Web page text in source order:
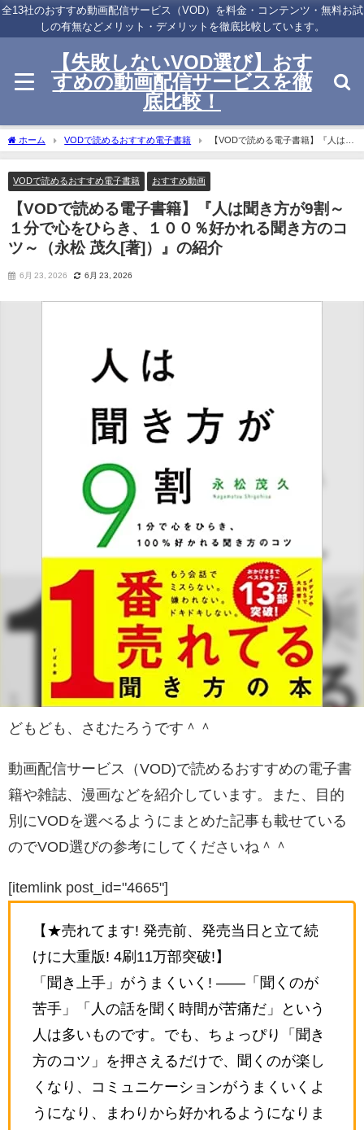
全13社のおすすめ動画配信サービス（VOD）を料金・コンテンツ・無料お試
しの有無などメリット・デメリットを徹底比較しています。
【失敗しないVOD選び】おす
すめの動画配信サービスを徹
底比較！
ホーム VODで読めるおすすめ電子書籍
【VODで読める電子書籍】『人は聞
き方が9割～１分で心をひらき、１００％好かれる聞き方のコツ～（永松 茂久[著]）』
VODで読めるおすすめ電子書籍
おすすめ動画
【VODで読める電子書籍】『人は聞き方が9割～
１分で心をひらき、１００％好かれる聞き方のコ
ツ～（永松 茂久[著]）』の紹介
6月 23, 2026 6月 23, 2026
どもども、さむたろうです＾＾
動画配信サービス（VOD)で読めるおすすめの電子書
籍や雑誌、漫画などを紹介しています。また、目的
別にVODを選べるようにまとめた記事も載せている
のでVOD選びの参考にしてくださいね＾＾
[itemlink post_id="4665"]
【★売れてます! 発売前、発売当日と立て続
けに大重版! 4刷11万部突破!】
「聞き上手」がうまくいく! ――「聞くのが
苦手」「人の話を聞く時間が苦痛だ」という
人は多いものです。でも、ちょっぴり「聞き
方のコツ」を押さえるだけで、聞くのが楽し
くなり、コミュニケーションがうまくいくよ
うになり、まわりから好かれるようになりま